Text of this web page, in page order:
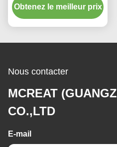
Obtenez le meilleur prix
Nous contacter
MCREAT
CO.,LTD
E-mail